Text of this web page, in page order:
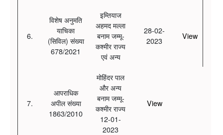
6.
विशेष अनुमति
याचिका
(सिविल) संख्या
678/2021
इम्तियाज
अहमद मल्ला
बनाम जम्मू-
कश्मीर राज्य
एवं अन्य
28-02-
2023
View
7.
आपराधिक
अपील संख्या
1863/2010
मोहिंदर पाल
और अन्य
बनाम जम्मू-
कश्मीर राज्य
12-01-
2023
View